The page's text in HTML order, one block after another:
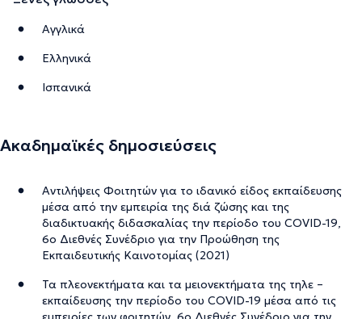
Αγγλικά
Ελληνικά
Ισπανικά
Ακαδημαϊκές δημοσιεύσεις
Αντιλήψεις Φοιτητών για το ιδανικό είδος εκπαίδευσης
μέσα από την εμπειρία της διά ζώσης και της
διαδικτυακής διδασκαλίας την περίοδο του COVID-19,
6ο Διεθνές Συνέδριο για την Προώθηση της
Εκπαιδευτικής Καινοτομίας (2021)
Τα πλεονεκτήματα και τα μειονεκτήματα της τηλε –
εκπαίδευσης την περίοδο του COVID-19 μέσα από τις